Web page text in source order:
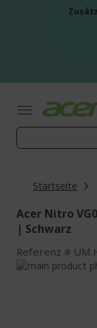
Startseite
Acer Nitro
| Schwarz
Referenz
Zum